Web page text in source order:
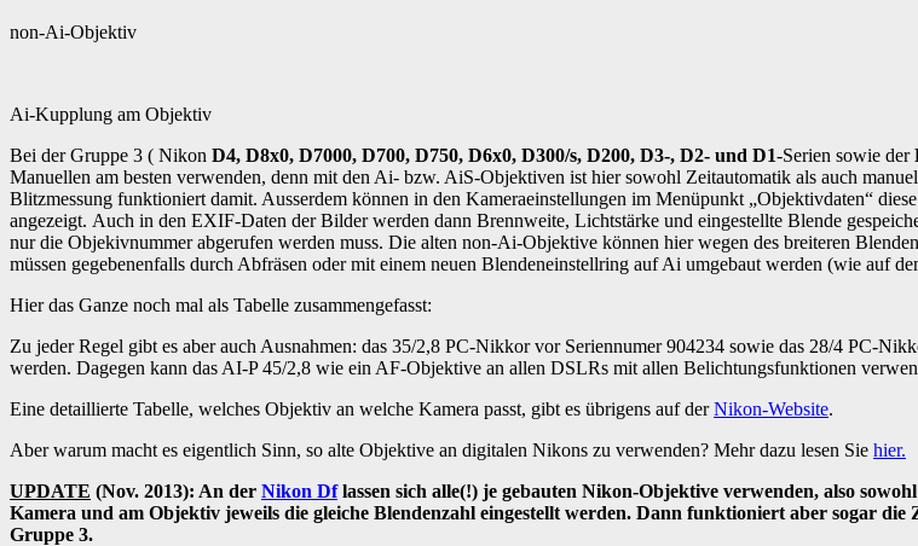
non-Ai-Objektiv
Ai-Kupplung am Objektiv
Bei der Gruppe 3 ( Nikon D4, D8x0, D7000, D700, D750, D6x0, D300/s, D200, D3-, D2- und D1-Serien sowie der
Manuellen am besten verwenden, denn mit den Ai- bzw. AiS-Objektiven ist hier sowohl Zeitautomatik als auch
Blitzmessung funktioniert damit. Ausserdem können in den Kameraeinstellungen im Menüpunkt „Objektivdaten“
angezeigt. Auch in den EXIF-Daten der Bilder werden dann Brennweite, Lichtstärke und eingestellte Blende
nur die Objekivnummer abgerufen werden muss. Die alten non-Ai-Objektive können hier wegen des breiteren
müssen gegebenenfalls durch Abfräsen oder mit einem neuen Blendeneinstellring auf Ai umgebaut werden (wie auf
Hier das Ganze noch mal als Tabelle zusammengefasst:
Zu jeder Regel gibt es aber auch Ausnahmen: das 35/2,8 PC-Nikkor vor Seriennumer 904234 sowie das 28/4 PC-
werden. Dagegen kann das AI-P 45/2,8 wie ein AF-Objektive an allen DSLRs mit allen Belichtungsfunktionen
Eine detaillierte Tabelle, welches Objektiv an welche Kamera passt, gibt es übrigens auf derNikon-Website.
Aber warum macht es eigentlich Sinn, so alte Objektive an digitalen Nikons zu verwenden? Mehr dazu lesen Sie hier.
UPDATE (Nov. 2013): An der Nikon Dflassen sich alle(!) je gebauten Nikon-Objektive verwenden, also
Kamera und am Objektiv jeweils die gleiche Blendenzahl eingestellt werden. Dann funktioniert aber sogar
Gruppe 3.